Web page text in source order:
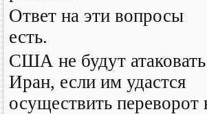
Ответ на эти вопросы
есть.
США не будут атаковать
Иран, если им удастся
осуществить переворот